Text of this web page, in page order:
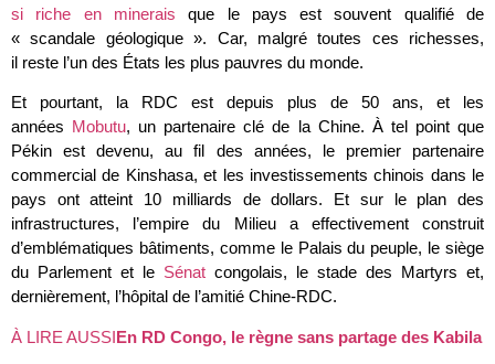
si riche en minerais que le pays est souvent qualifié de
« scandale géologique ». Car, malgré toutes ces richesses,
il reste l’un des États les plus pauvres du monde.
Et pourtant, la RDC est depuis plus de 50 ans, et les
années Mobutu, un partenaire clé de la Chine. À tel point que
Pékin est devenu, au fil des années, le premier partenaire
commercial de Kinshasa, et les investissements chinois dans le
pays ont atteint 10 milliards de dollars. Et sur le plan des
infrastructures, l’empire du Milieu a effectivement construit
d’emblématiques bâtiments, comme le Palais du peuple, le siège
du Parlement et le Sénat congolais, le stade des Martyrs et,
dernièrement, l’hôpital de l’amitié Chine-RDC.
À LIRE AUSSIEn RD Congo, le règne sans partage des Kabila